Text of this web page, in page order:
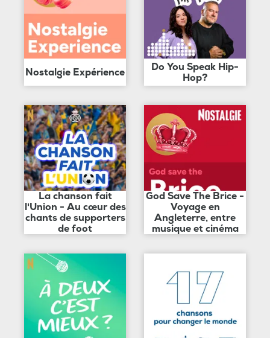
Nostalgie Expérience
Do You Speak Hip-
Hop?
La chanson fait
l'Union - Au cœur des
chants de supporters
de foot
God Save The Brice -
Voyage en
Angleterre, entre
musique et cinéma